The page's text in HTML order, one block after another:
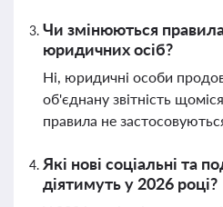
Чи змінюються правила
юридичних осіб?
Ні, юридичні особи
об'єднану звітність
правила не
Які нові соціальні та
діятимуть у 2026 році?